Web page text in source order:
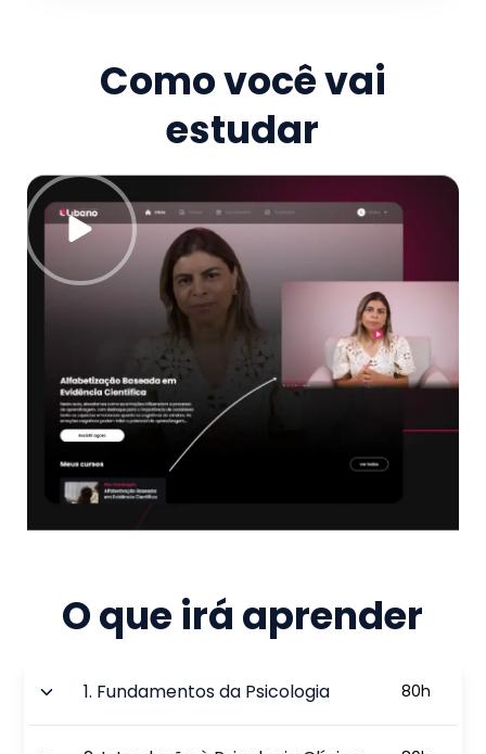
Como você vai
estudar
O que irá aprender
1. Fundamentos da Psicologia 80h